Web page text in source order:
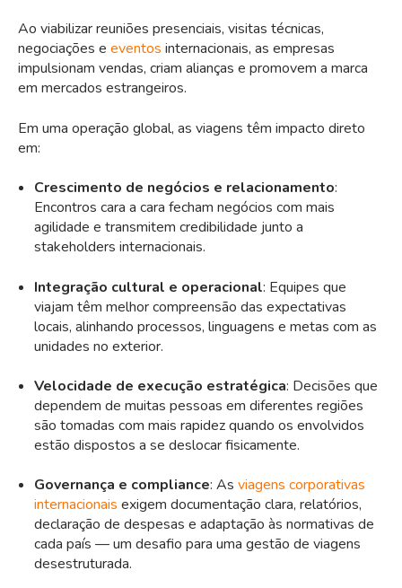
Ao viabilizar reuniões presenciais, visitas técnicas,
negociações e eventos internacionais, as empresas
impulsionam vendas, criam alianças e promovem a marca
em mercados estrangeiros.
Em uma operação global, as viagens têm impacto direto
em:
Crescimento de negócios e relacionamento:
Encontros cara a cara fecham negócios com mais
agilidade e transmitem credibilidade junto a
stakeholders internacionais.
Integração cultural e operacional: Equipes que
viajam têm melhor compreensão das expectativas
locais, alinhando processos, linguagens e metas com as
unidades no exterior.
Velocidade de execução estratégica: Decisões que
dependem de muitas pessoas em diferentes regiões
são tomadas com mais rapidez quando os envolvidos
estão dispostos a se deslocar fisicamente.
Governança e compliance: As viagens corporativas
internacionais exigem documentação clara, relatórios,
declaração de despesas e adaptação às normativas de
cada país — um desafio para uma gestão de viagens
desestruturada.